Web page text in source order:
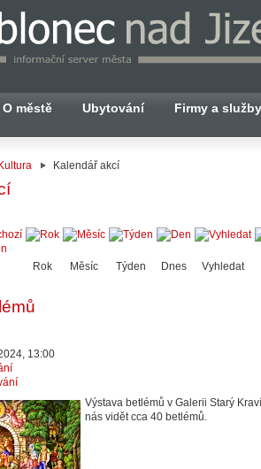
O městě Ubytování Firmy a služby
Kultura Kalendář akcí
Rok Měsíc Týden Dnes Vyhledat
13:00
Výstava betlémů v Galerii Starý
nás vidět cca 40 betlémů.